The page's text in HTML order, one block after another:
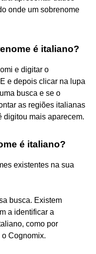
onde um sobrenome
é italiano?
e digitar o
e depois clicar na lupa
busca e se o
as regiões italianas
digitou mais aparecem.
é italiano?
existentes na sua
busca. Existem
a identificar a
como por
Cognomix.